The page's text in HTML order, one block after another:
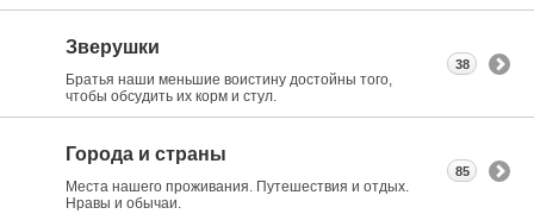
Зверушки
Братья наши меньшие воистину достойны того,
чтобы обсудить их корм и стул.
38
Города и страны
Места нашего проживания. Путешествия и отдых.
Нравы и обычаи.
85